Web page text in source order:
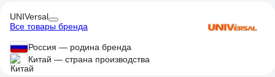
UNIVersal
Все товары бренда
Россия — родина бренда
Китай — страна производства